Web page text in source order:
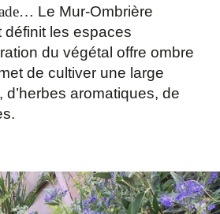
Le Mur-Ombrière
les espaces
du végétal offre ombre
de cultiver une large
aromatiques, de